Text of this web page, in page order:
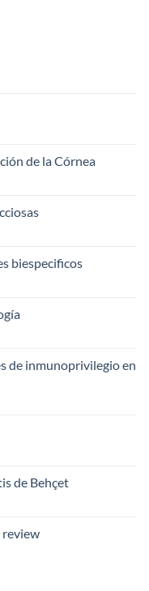
de la Córnea
biespecificos
de inmunoprivilegio en
de Behçet
review